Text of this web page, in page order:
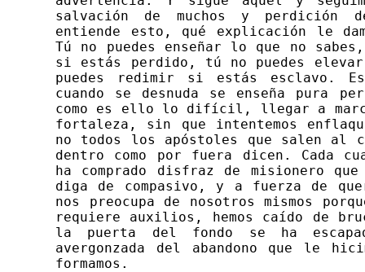
salvación de muchos y perdición
entiende esto, qué explicación le
Tú no puedes enseñar lo que no
si estás perdido, tú no puedes
puedes redimir si estás esclavo.
cuando se desnuda se enseña pura
como es ello lo difícil, llegar a
fortaleza, sin que intentemos
no todos los apóstoles que salen al
dentro como por fuera dicen. Cada
ha comprado disfraz de misionero
diga de compasivo, y a fuerza de
nos preocupa de nosotros mismos
requiere auxilios, hemos caído de
la puerta del fondo se ha
avergonzada del abandono que le
formamos.